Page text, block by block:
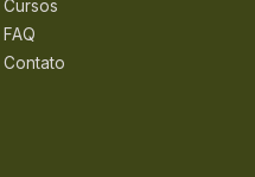
Cursos
FAQ
Contato